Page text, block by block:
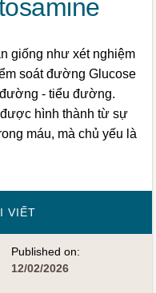
giống như xét nghiệm
soát đường Glucose
- tiểu đường.
hình thành từ sự
máu, mà chủ yếu là
VIẾT
FRUCTOSAMINE
Published on:
12/02/2026